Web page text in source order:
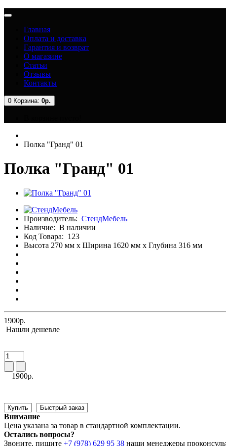
Главная
Оплата и доставка
Гарантия и возврат
О магазине
Статьи
Отзывы
Контакты
0 Корзина: 0р.
Полка "Гранд" 01
Полка "Гранд" 01
Производитель: СтендМебель
Наличие: В наличии
Код Товара: 123
Высота 270 мм x Ширина 1620 мм x Глубина 316 мм
1900р.
Нашли дешевле
1900р.
Купить Быстрый заказ
Внимание
Цена указана за товар в стандартной комплектации.
Остались вопросы?
Звоните, пишите +7 (978) 629 95 38 наши менеджеры